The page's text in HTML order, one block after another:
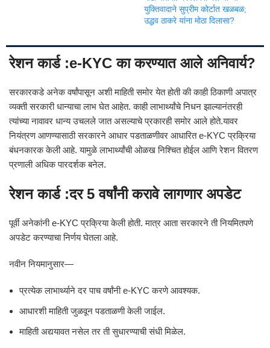
युक्तिवादाने सुप्रीम कोर्टात खळबळ;
उद्धव ठाकरे यांना मोठा दिलासा?
रेशन कार्ड :e-KYC का करण्यात आले अनिवार्य?
सरकारकडे अनेक वर्षांपासून अशी माहिती समोर येत होती की काही ठिकाणी अपात्र
व्यक्ती सरकारी धान्याचा लाभ घेत आहेत. काही लाभार्थ्यांचे निधन झाल्यानंतरही
त्यांच्या नावावर धान्य उचलले जात असल्याचे प्रकारही समोर आले होते.यावर
नियंत्रण आणण्यासाठी सरकारने आधार पडताळणीवर आधारित e-KYC प्रक्रिया
बंधनकारक केली आहे. यामुळे लाभार्थ्यांची ओळख निश्चित होईल आणि रेशन वितरण
प्रणाली अधिक पारदर्शक बनेल.
रेशन कार्ड :दर 5 वर्षांनी करावे लागणार अपडेट
पूर्वी अनेकांनी e-KYC प्रक्रिया केली होती. मात्र आता सरकारने ती नियमितपणे
अपडेट करण्याचा निर्णय घेतला आहे.
नवीन नियमानुसार—
प्रत्येक लाभार्थ्याने दर पाच वर्षांनी e-KYC करणे आवश्यक.
आधारशी माहिती जुळवून पडताळणी केली जाईल.
माहिती अद्ययावत नसेल तर ती सुधारण्याची संधी मिळेल.